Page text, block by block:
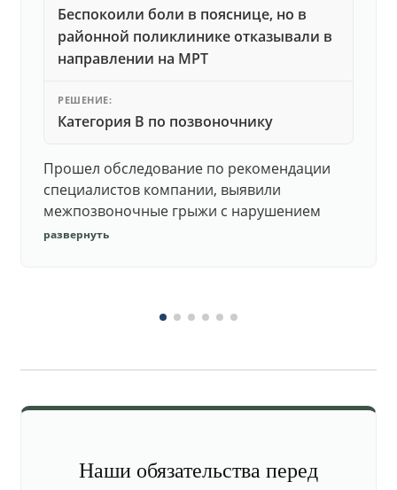
Беспокоили боли в пояснице, но в
районной поликлинике отказывали в
направлении на МРТ
РЕШЕНИЕ:
Категория В по позвоночнику
Прошел обследование по рекомендации
специалистов компании, выявили
межпозвоночные грыжи с нарушением
функций. Юристы подготовили документы,
развернуть
Наши обязательства перед